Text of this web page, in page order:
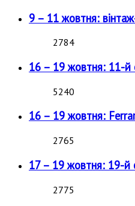
9 – 11 жовтня:
2784
16 – 19 жовтня: 11-й
5240
16 – 19 жовтня:
2765
17 – 19 жовтня: 19-й
2775